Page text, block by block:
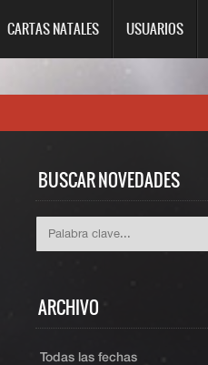
CARTAS NATALES USUARIOS
BUSCAR NOVEDADES
ARCHIVO
Todas las fechas